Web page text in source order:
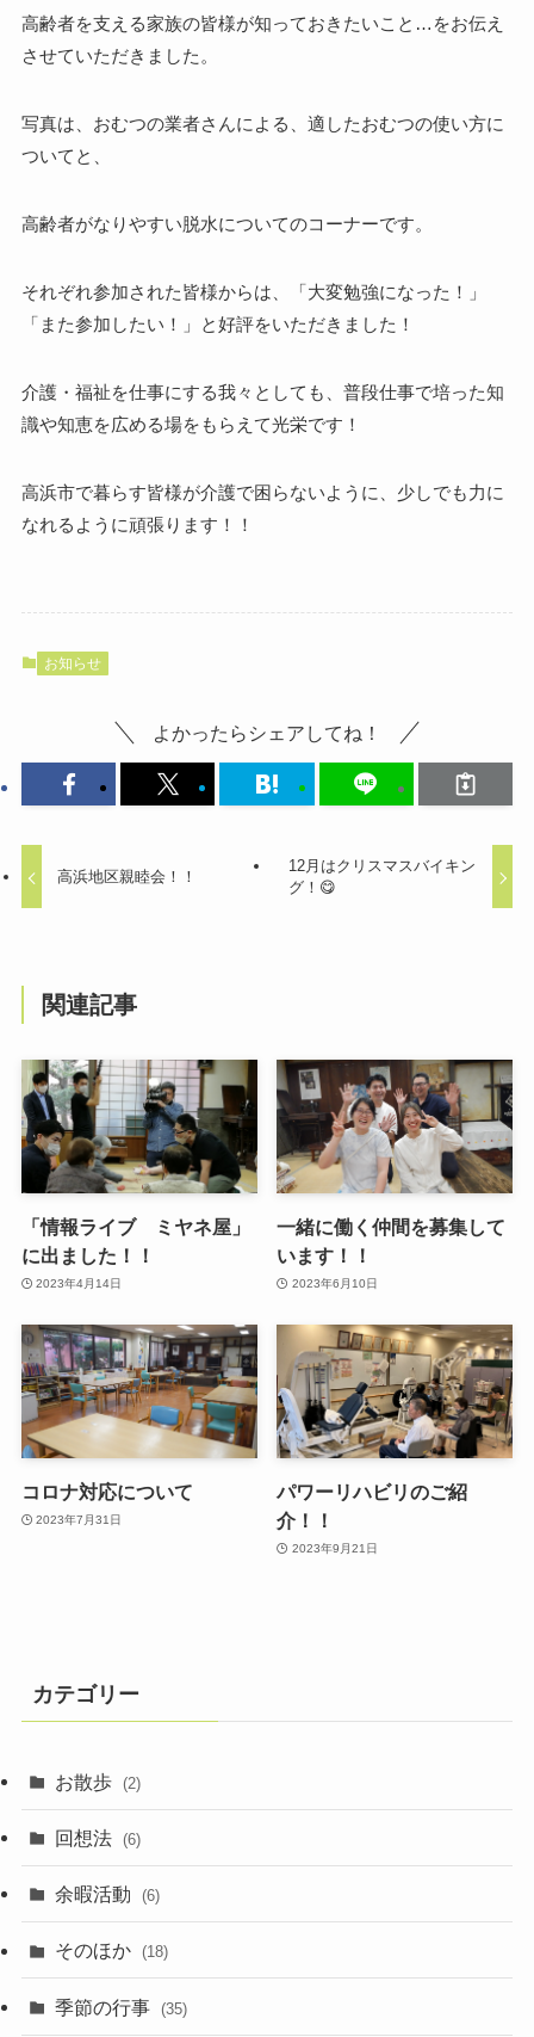
高齢者を支える家族の皆様が知っておきたいこと…をお伝え
させていただきました。
写真は、おむつの業者さんによる、適したおむつの使い方に
ついてと、
高齢者がなりやすい脱水についてのコーナーです。
それぞれ参加された皆様からは、「大変勉強になった！」
「また参加したい！」と好評をいただきました！
介護・福祉を仕事にする我々としても、普段仕事で培った知
識や知恵を広める場をもらえて光栄です！
高浜市で暮らす皆様が介護で困らないように、少しでも力に
なれるように頑張ります！！
お知らせ
よかったらシェアしてね！
高浜地区親睦会！！
12月はクリスマスバイキン
グ！😋
関連記事
「情報ライブ ミヤネ屋」
に出ました！！
2023年4月14日
一緒に働く仲間を募集して
います！！
2023年6月10日
コロナ対応について
2023年7月31日
パワーリハビリのご紹
介！！
2023年9月21日
カテゴリー
お散歩 (2)
回想法 (6)
余暇活動 (6)
そのほか (18)
季節の行事 (35)